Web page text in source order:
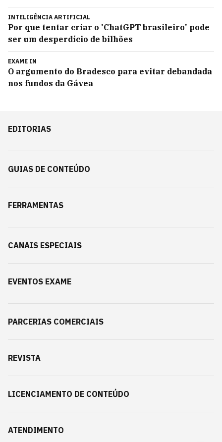
INTELIGÊNCIA ARTIFICIAL
Por que tentar criar o 'ChatGPT brasileiro' pode
ser um desperdício de bilhões
EXAME IN
O argumento do Bradesco para evitar debandada
nos fundos da Gávea
EDITORIAS
GUIAS DE CONTEÚDO
FERRAMENTAS
CANAIS ESPECIAIS
EVENTOS EXAME
PARCERIAS COMERCIAIS
REVISTA
LICENCIAMENTO DE CONTEÚDO
ATENDIMENTO